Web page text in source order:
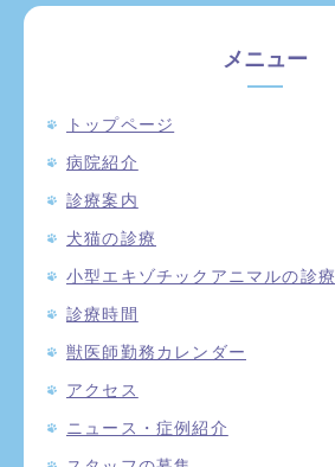
メニュー
トップページ
病院紹介
診療案内
犬猫の診療
小型エキゾチックアニマルの診療
診療時間
獣医師勤務カレンダー
アクセス
ニュース・症例紹介